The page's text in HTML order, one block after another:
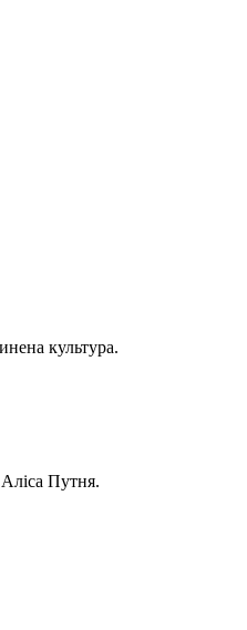
культура.
Путня.